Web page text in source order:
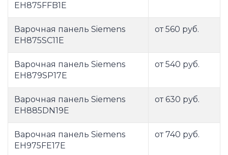
EH875FFB1E
Варочная панель Siemens
EH875SC11E
от 560 руб.
Варочная панель Siemens
EH879SP17E
от 540 руб.
Варочная панель Siemens
EH885DN19E
от 630 руб.
Варочная панель Siemens
EH975FE17E
от 740 руб.